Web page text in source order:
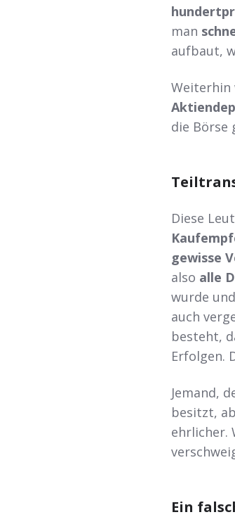
man
aufbaut,
Weiterhin
die Börse
Diese
gewisse
also alle
wurde
auch
besteht,
Erfolgen.
Jemand,
besitzt,
ehrlicher.
Ein